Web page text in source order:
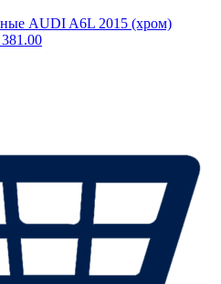
AUDI A6L 2015 (хром)
381.00